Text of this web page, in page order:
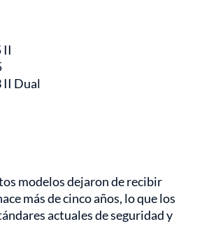
II
II Dual
modelos dejaron de recibir
más de cinco años, lo que los
actuales de seguridad y